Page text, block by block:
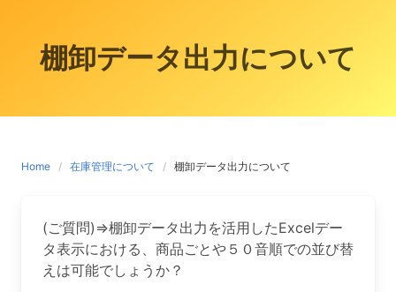
棚卸データ出力について
Home 在庫管理について 棚卸データ出力について
(ご質問)⇒棚卸データ出力を活用したExcelデー
タ表示における、商品ごとや５０音順での並び替
えは可能でしょうか？